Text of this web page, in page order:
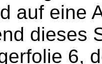
auf eine
dieses
6,